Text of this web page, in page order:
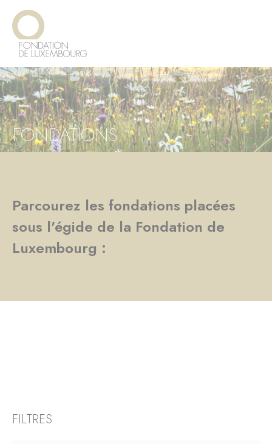
Aller
contenu
principal
FONDATIONS
Parcourez les fondations placées
sous l'égide de la Fondation de
Luxembourg :
FILTRES
Panneau de gestion des cookies